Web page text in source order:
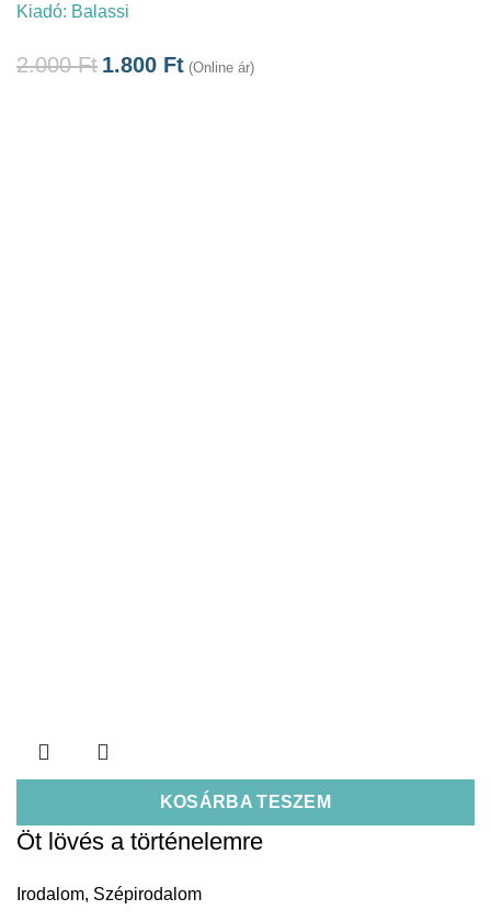
Kiadó: Balassi
2.000Ft 1.800 Ft (Online ár)
KOSÁRBA TESZEM
Öt lövés a történelemre
Irodalom, Szépirodalom